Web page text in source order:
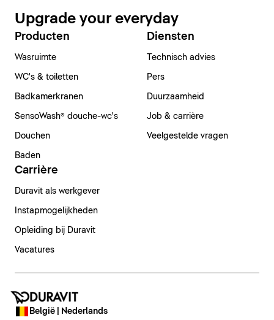
Upgrade your everyday
Producten
Wasruimte
WC's & toiletten
Badkamerkranen
SensoWash® douche-wc's
Douchen
Baden
Diensten
Technisch advies
Pers
Duurzaamheid
Job & carrière
Veelgestelde vragen
Carrière
Duravit als werkgever
Instapmogelijkheden
Opleiding bij Duravit
Vacatures
België | Nederlands